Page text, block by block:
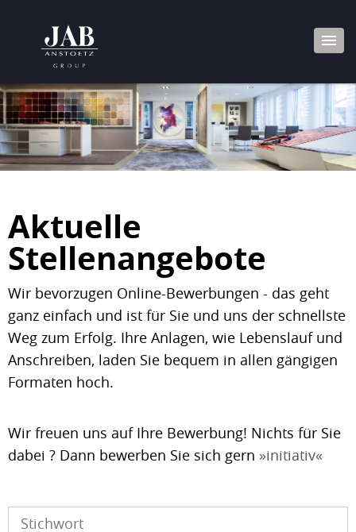
Aktuelle
Stellenangebote
Wir bevorzugen Online-Bewerbungen - das geht
ganz einfach und ist für Sie und uns der schnellste
Weg zum Erfolg. Ihre Anlagen, wie Lebenslauf und
Anschreiben, laden Sie bequem in allen gängigen
Formaten hoch.
Wir freuen uns auf Ihre Bewerbung! Nichts für Sie
dabei ? Dann bewerben Sie sich gern
initiativ